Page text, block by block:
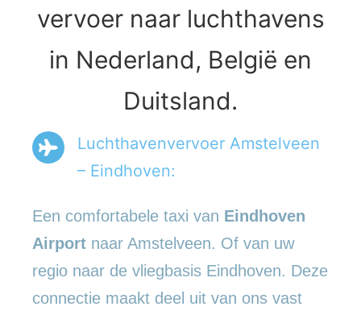
vervoer naar luchthavens
in Nederland, België en
Duitsland.
Luchthavenvervoer Amstelveen
– Eindhoven:
Een comfortabele taxi van Eindhoven
Airport naar Amstelveen. Of van uw
regio naar de vliegbasis Eindhoven. Deze
connectie maakt deel uit van ons vast